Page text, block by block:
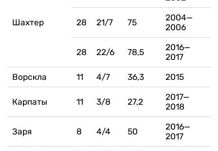
Шахтер 28 21/7 75
2004—
2006
28 22/6 78,5
2016—
2017
Ворскла 11 4/7 36,3 2015
Карпаты 11 3/8 27,2
2017—
2018
Заря 8 4/4 50
2016—
2017